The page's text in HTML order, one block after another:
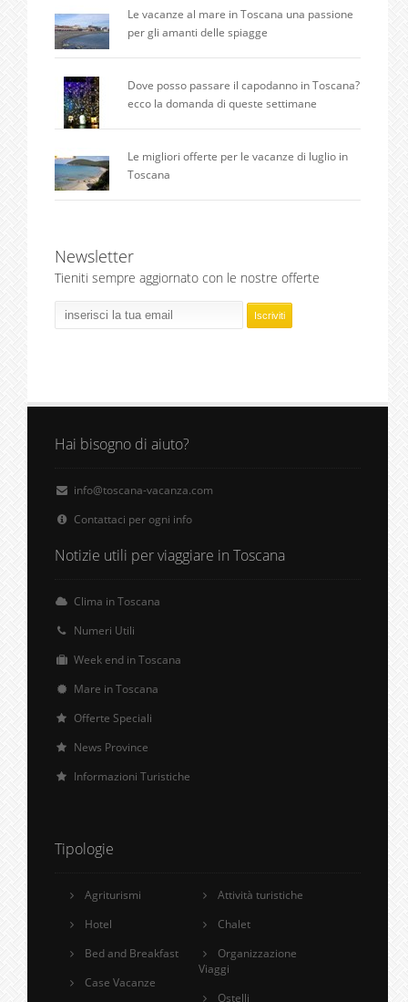
Le vacanze al mare in Toscana una passione
per gli amanti delle spiagge
Dove posso passare il capodanno in Toscana?
ecco la domanda di queste settimane
Le migliori offerte per le vacanze di luglio in
Toscana
Newsletter
Tieniti sempre aggiornato con le nostre offerte
Hai bisogno di aiuto?
info@toscana-vacanza.com
Contattaci per ogni info
Notizie utili per viaggiare in Toscana
Clima in Toscana
Numeri Utili
Week end in Toscana
Mare in Toscana
Offerte Speciali
News Province
Informazioni Turistiche
Tipologie
Agriturismi
Hotel
Bed and Breakfast
Case Vacanze
Attività turistiche
Chalet
Organizzazione
Viaggi
Ostelli